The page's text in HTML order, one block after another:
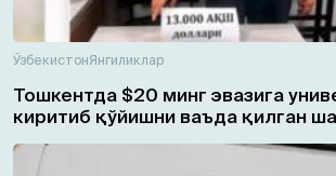
ЎзбекистонЯнгиликлар
Тошкентда $20 минг эвазига
киритиб қўйишни ваъда қилган